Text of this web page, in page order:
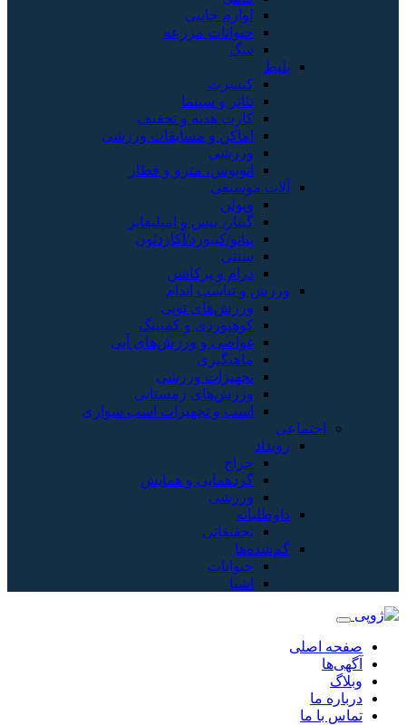
لوازم جانبی
حیوانات مزرعه
سگ
بلیط
کنسرت
تئاتر و سینما
کارت هدیه و تخفیف
اماکن و مسابقات ورزشی
ورزشی
اتوبوس، مترو و قطار
آلات موسیقی
ویولن
گیتار، بیس و امپلیفایر
پیانو/کیبورد/آکاردئون
سنتی
درام و پرکاشن
ورزش و تناسب اندام
ورزش‌های توپی
کوهنوردی و کمپینگ
غواصی و ورزش‌های آبی
ماهیگیری
تجهیزات ورزشی
ورزش‌های زمستانی
اسب و تجهیزات اسب سواری
اجتماعی
رویداد
حراج
گردهمایی و همایش
ورزشی
داوطلبانه
تحقیقاتی
گم‌شده‌ها
حیوانات
اشیا
صفحه اصلی
آگهی‌ها
وبلاگ
درباره ما
تماس با ما